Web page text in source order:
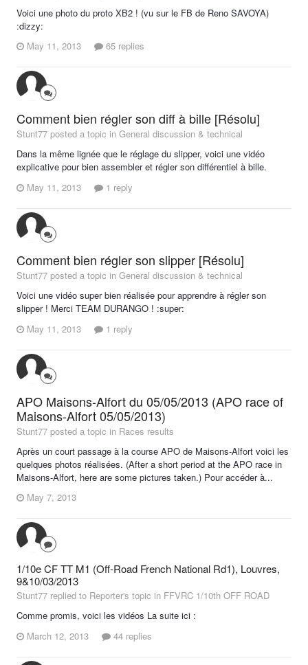
Voici une photo du proto XB2 ! (vu sur le FB de Reno SAVOYA)
:dizzy:
May 11, 2013
65 replies
Comment bien régler son diff à bille [Résolu]
Stunt77 posted a topic in General discussion & technical
Dans la même lignée que le réglage du slipper, voici une vidéo
explicative pour bien assembler et régler son différentiel à bille.
May 11, 2013
1 reply
Comment bien régler son slipper [Résolu]
Stunt77 posted a topic in General discussion & technical
Voici une vidéo super bien réalisée pour apprendre à régler son
slipper ! Merci TEAM DURANGO ! :super:
May 11, 2013
1 reply
APO Maisons-Alfort du 05/05/2013 (APO race of
Maisons-Alfort 05/05/2013)
Stunt77 posted a topic in Races results
Après un court passage à la course APO de Maisons-Alfort voici les
quelques photos réalisées. (After a short period at the APO race in
Maisons-Alfort, here are some pictures taken.) Pour accéder à...
May 7, 2013
1/10e CF TT M1 (Off-Road French National Rd1), Louvres,
9&10/03/2013
Stunt77 replied to Reporter's topic in FFVRC 1/10th OFF ROAD
Comme promis, voici les vidéos La suite ici :
March 12, 2013
44 replies